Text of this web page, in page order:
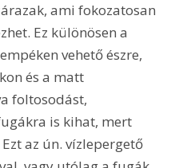
ami fokozatosan
Ez különösen a
vehető észre,
és a matt
foltosodást,
is kihat, mert
az ún. vízlepergető